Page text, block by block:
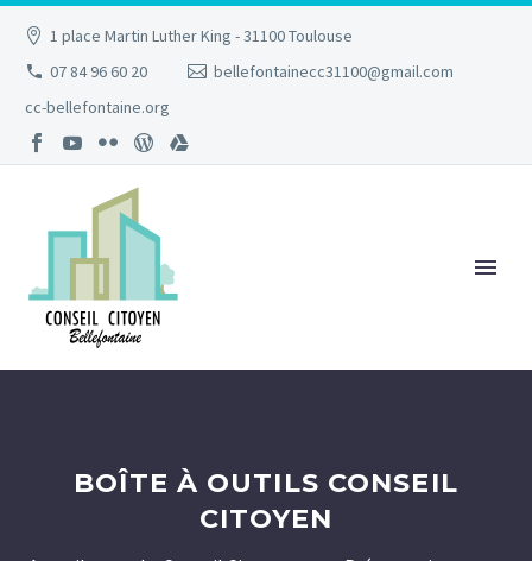
1 place Martin Luther King - 31100 Toulouse
07 84 96 60 20
bellefontainecc31100@gmail.com
cc-bellefontaine.org
BOÎTE À OUTILS CONSEIL
CITOYEN